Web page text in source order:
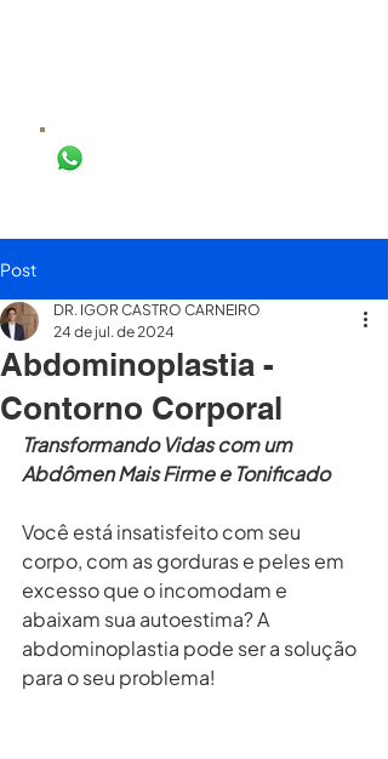
Post
Abdominoplastia -
Contorno Corporal
DR. IGOR CASTRO CARNEIRO
24 de jul. de 2024
Transformando Vidas com um
Abdômen Mais Firme e Tonificado
Você está insatisfeito com seu
corpo, com as gorduras e peles em
excesso que o incomodam e
abaixam sua autoestima? A
abdominoplastia pode ser a solução
para o seu problema!